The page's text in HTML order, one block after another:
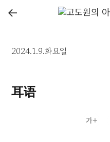
←
2024.1.9.화요일
耳语